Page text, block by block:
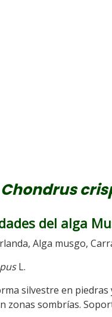
Chondrus
del alga
Alga musgo,
L.
silvestre en
zonas sombrías.